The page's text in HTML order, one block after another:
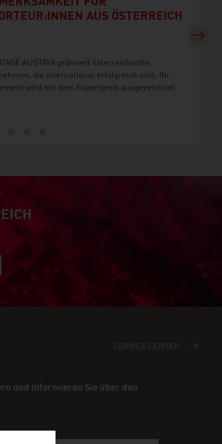
FÜR
AUS ÖSTERREICH
AUSTRIA prämiert österreichische
die international erfolgreich sind. Ihr
wird mit dem Exportpreis ausgezeichnet.
Next
SERVICE CENTER
und informieren Sie über den